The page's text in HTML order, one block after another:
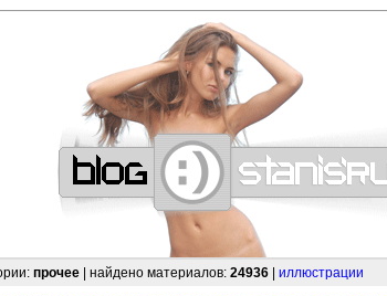
—————————————————————
прочее | найдено материалов: 24936 иллюстрации